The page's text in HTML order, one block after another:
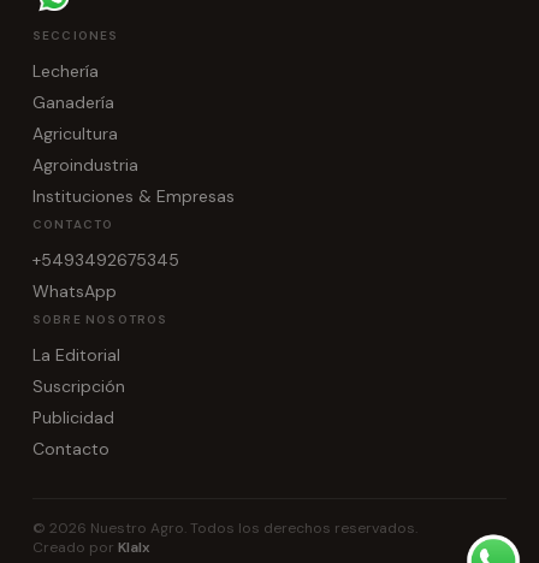
SECCIONES
Lechería
Ganadería
Agricultura
Agroindustria
Instituciones & Empresas
CONTACTO
+5493492675345
WhatsApp
SOBRE NOSOTROS
La Editorial
Suscripción
Publicidad
Contacto
© 2026 Nuestro Agro. Todos los derechos reservados.
Creado por Klalx